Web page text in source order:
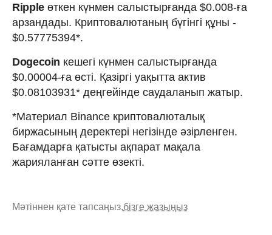
Rippleөткен күнмен салыстырғанда $0.008-ға
арзандады. Криптовалютаның бүгінгі құны -
$0.57775394*.
Dogecoin кешегі күнмен салыстырғанда
$0.00004-ға өсті. Қазіргі уақытта актив
$0.08103931* деңгейінде саудаланып жатыр.
*Материал Binance криптовалюталық
биржасының деректері негізінде әзірленген.
Бағамдарға қатысты ақпарат мақала
жарияланған сәтте өзекті.
Мәтіннен қате тапсаңыз,бізге жазыңыз